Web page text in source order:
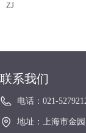
ZJ
联系我们
电话： 021-
地址： 上海市金